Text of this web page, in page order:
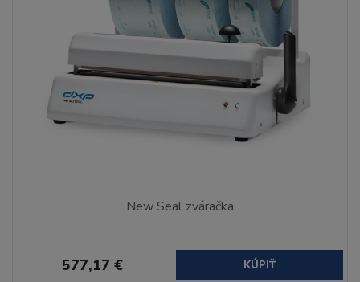
New Seal zváračka
577,17 € KÚPIŤ